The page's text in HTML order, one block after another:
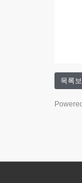
목록보